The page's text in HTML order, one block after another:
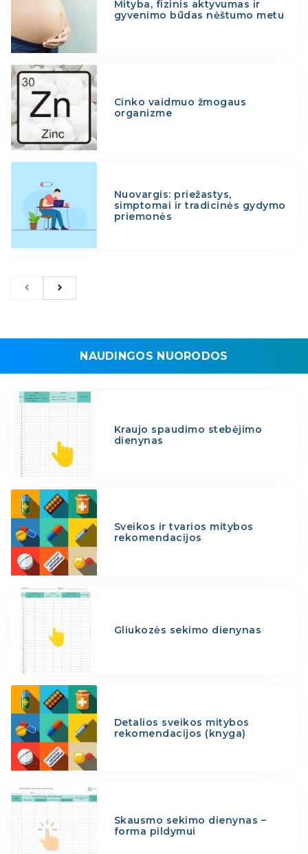
Mityba, fizinis aktyvumas ir
gyvenimo būdas nėštumo metu
Cinko vaidmuo žmogaus
organizme
Nuovargis: priežastys,
simptomai ir tradicinės gydymo
priemonės
NAUDINGOS NUORODOS
Kraujo spaudimo stebėjimo
dienynas
Sveikos ir tvarios mitybos
rekomendacijos
Gliukozės sekimo dienynas
Detalios sveikos mitybos
rekomendacijos (knyga)
Skausmo sekimo dienynas –
forma pildymui